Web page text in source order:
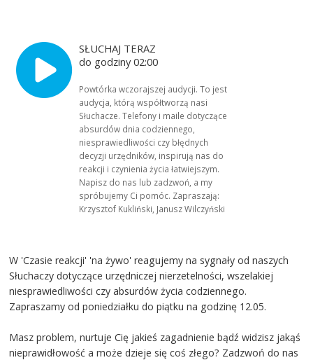
SŁUCHAJ TERAZ
do godziny 02:00
Powtórka wczorajszej audycji. To jest
audycja, którą współtworzą nasi
Słuchacze. Telefony i maile dotyczące
absurdów dnia codziennego,
niesprawiedliwości czy błędnych
decyzji urzędników, inspirują nas do
reakcji i czynienia życia łatwiejszym.
Napisz do nas lub zadzwoń, a my
spróbujemy Ci pomóc. Zapraszają:
Krzysztof Kukliński, Janusz Wilczyński
W 'Czasie reakcji' 'na żywo' reagujemy na sygnały od naszych
Słuchaczy dotyczące urzędniczej nierzetelności, wszelakiej
niesprawiedliwości czy absurdów życia codziennego.
Zapraszamy od poniedziałku do piątku na godzinę 12.05.
Masz problem, nurtuje Cię jakieś zagadnienie bądź widzisz jakąś
nieprawidłowość a może dzieje się coś złego? Zadzwoń do nas